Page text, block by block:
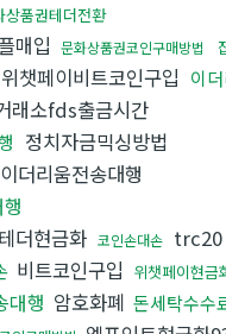
상품권테더전환
매입 문화상품권코인구매방법
위챗페이비트코인구입 이
래소fds출금시간
정치자금믹싱방법
이더리움전송대행
테더현금화 코인손대손 trc20
비트코인구입 위챗페이현금
대행 암호화폐 돈세탁수수